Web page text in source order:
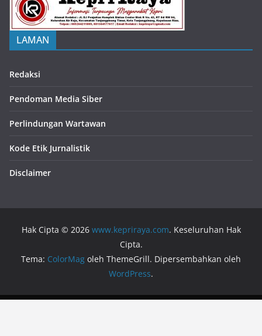
LAMAN
Redaksi
Pendoman Media Siber
Perlindungan Wartawan
Kode Etik Jurnalistik
Disclaimer
Hak Cipta © 2026 www.kepriraya.com. Keseluruhan Hak
Cipta.
Tema: ColorMag oleh ThemeGrill. Dipersembahkan oleh
WordPress.